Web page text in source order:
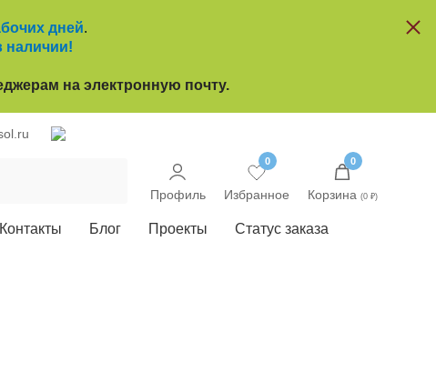
дней.
наличии!
на электронную почту.
Профиль
0
Избранное
0
Корзина (0 ₽)
Контакты Блог Проекты Статус заказа